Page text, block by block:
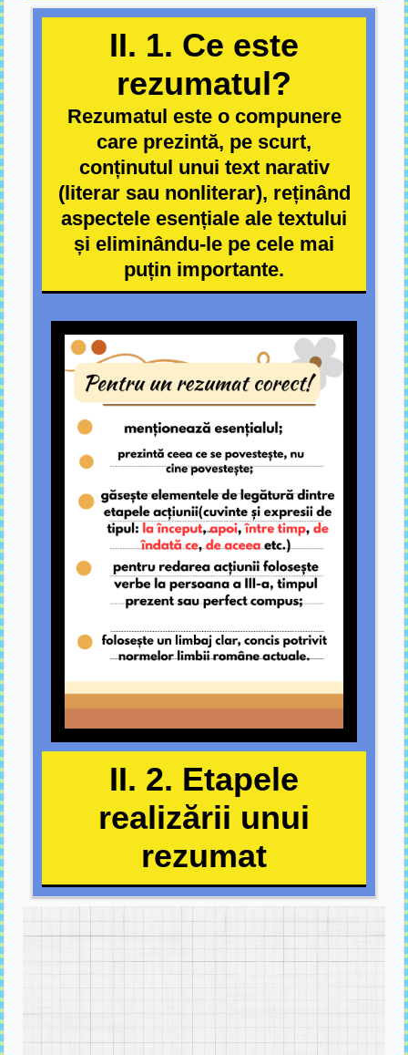
II. 1. Ce este
rezumatul?
Rezumatul este o compunere
care prezintă, pe scurt,
conținutul unui text narativ
(literar sau nonliterar), reținând
aspectele esențiale ale textului
și eliminându-le pe cele mai
puțin importante.
II. 2. Etapele
realizării unui
rezumat